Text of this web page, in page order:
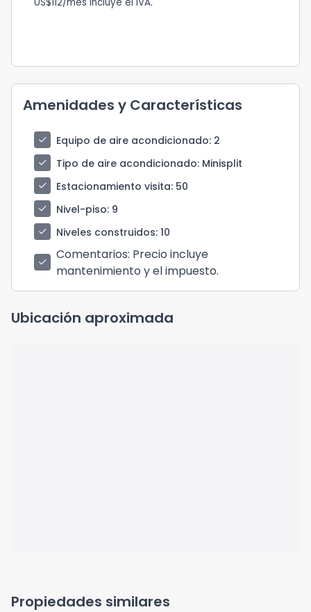
Amenidades y Características
check Equipo de aire acondicionado: 2
check
Tipo de aire acondicionado: Minisplit
check
Estacionamiento visita: 50
check
Nivel-piso: 9
check
Niveles construidos: 10
check Comentarios: Precio incluye
mantenimiento y el impuesto.
Ubicación aproximada
Propiedades similares